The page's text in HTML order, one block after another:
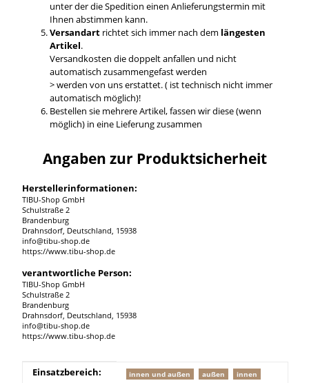
unter der die Spedition einen Anlieferungstermin mit
Ihnen abstimmen kann.
Versandartrichtet sich immer nach dem längesten
Artikel.
Versandkosten die doppelt anfallen und nicht
automatisch zusammengefast werden
> werden von uns erstattet. ( ist technisch nicht immer
automatisch möglich)!
Bestellen sie mehrere Artikel, fassen wir diese (wenn
möglich) in eine Lieferung zusammen
Angaben zur Produktsicherheit
Herstellerinformationen:
TIBU-Shop GmbH
Schulstraße 2
Brandenburg
Drahnsdorf, Deutschland, 15938
info@tibu-shop.de
https://www.tibu-shop.de
verantwortliche Person:
TIBU-Shop GmbH
Schulstraße 2
Brandenburg
Drahnsdorf, Deutschland, 15938
info@tibu-shop.de
https://www.tibu-shop.de
Produkteigenschaft
Wert
Einsatzbereich: innen und außen außen innen